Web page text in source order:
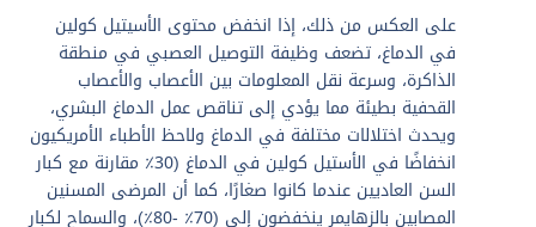
على العكس من ذلك، إذا انخفض محتوى الأسيتيل كولين
في الدماغ، تضعف وظيفة التوصيل العصبي في منطقة
الذاكرة، وسرعة نقل المعلومات بين الأعصاب والأعصاب
القحفية بطيئة مما يؤدي إلى تناقص عمل الدماغ البشري،
ويحدث اختلالات مختلفة في الدماغ ولاحظ الأطباء الأمريكيون
انخفاضًا في الأستيل كولين في الدماغ (30٪ مقارنة مع كبار
السن العاديين عندما كانوا صغارًا، كما أن المرضى المسنين
المصابين بالزهايمر ينخفضون إلى (70٪ -80٪)، والسماح لكبار